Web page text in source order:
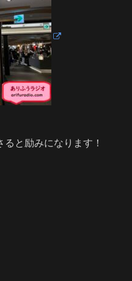
と励みになります！